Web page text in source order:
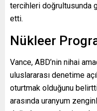
tercihleri doğrultusunda
etti.
Nükleer
Vance, ABD’nin nihai
uluslararası denetime
oturtmak olduğunu
arasında uranyum